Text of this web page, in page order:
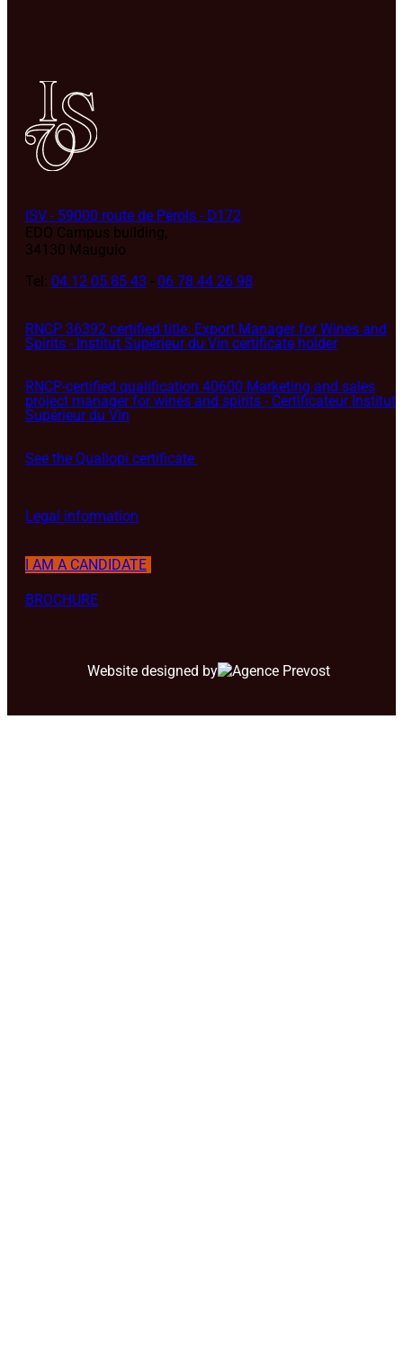
ISV - 59000 route de Pérols - D172
EDO Campus building,
34130 Mauguio
Tel: 04 12 05 85 43 - 06 78 44 26 98
RNCP 36392 certified title: Export Manager for Wines and
Spirits - Institut Supérieur du Vin certificate holder
RNCP-certified qualification 40600 Marketing and sales
project manager for wines and spirits - Certificateur Institut
Supérieur du Vin
See the Qualiopi certificate
Legal information
I AM A CANDIDATE
BROCHURE
Website designed by